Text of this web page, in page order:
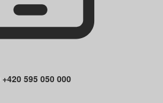
+420 595 050 000